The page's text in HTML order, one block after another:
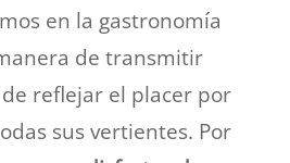
en la gastronomía
de transmitir
reflejar el placer por
sus vertientes. Por